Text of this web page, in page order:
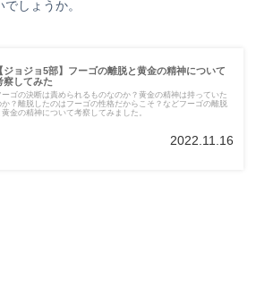
しょうか。
【ジョジョ5部】フーゴの離脱と黄金の精神について
察してみた
ーゴの決断は責められるものなのか？黄金の精神は持っていた
か？離脱したのはフーゴの性格だからこそ？などフーゴの離脱
黄金の精神について考察してみました。
2022.11.16